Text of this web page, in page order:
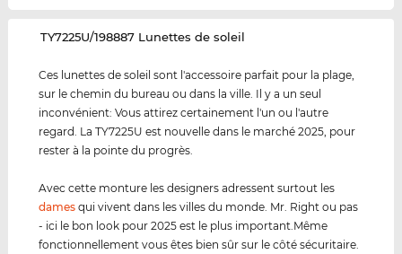
‌TY7225U/198887 Lunettes de soleil
Ces lunettes de soleil sont l'accessoire parfait pour la plage,
sur le chemin du bureau ou dans la ville. Il y a un seul
inconvénient: Vous attirez certainement l'un ou l'autre
regard. La TY7225U est nouvelle dans le marché 2025, pour
rester à la pointe du progrès.
Avec cette monture les designers adressent surtout les
dames qui vivent dans les villes du monde. Mr. Right ou pas
- ici le bon look pour 2025 est le plus important.Même
fonctionnellement vous êtes bien sûr sur le côté sécuritaire.